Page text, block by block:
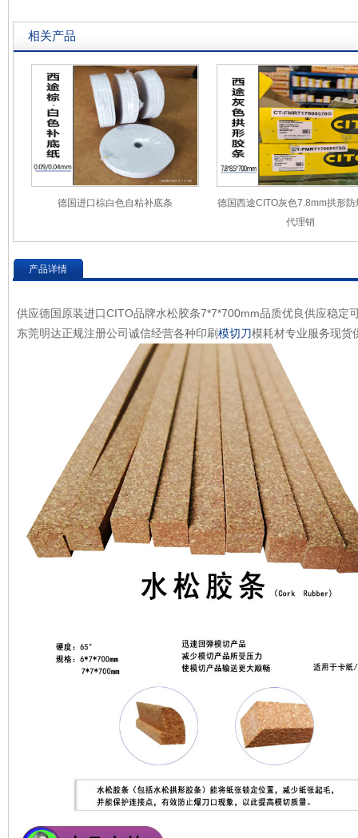
相关产品
德国进口棕白色自粘补底条
德国西途CITO灰色7.8mm拱形防
代理销
产品详情
供应德国原装进口CITO品牌水松胶条7*7*700mm品质优良供应稳定
东莞明达正规注册公司诚信经营各种印刷模切刀模耗材专业服务现货